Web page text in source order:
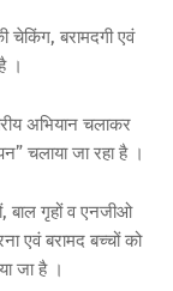
चेकिंग, बरामदगी एवं
।
अभियान चलाकर
चलाया जा रहा है ।
बाल गृहों व एनजीओ
एवं बरामद बच्चों को
जा है ।